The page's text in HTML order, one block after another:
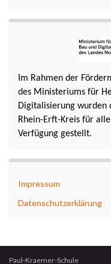
Im Rahmen der
des Ministeriums für
Digitalisierung wurden
Rhein-Erft-Kreis für
Verfügung gestellt.
Impressum
Datenschutzerklärung
Paul-Kraemer-Schule